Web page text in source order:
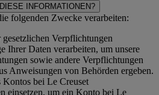
INFORMATIONEN?
folgenden Zwecke verarbeiten:
Verpflichtungen
Ihrer Daten verarbeiten, um unsere
sowie andere Verpflichtungen
Anweisungen von Behörden ergeben.
bei Le Creuset
einsetzen, um ein Konto bei Le